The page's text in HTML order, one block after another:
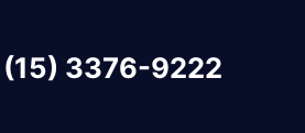
(15) 3376-9222